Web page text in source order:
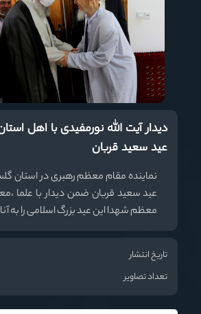
دیدار آیت الله نورمفیدی با اهل
عید سعید قربان
نماینده مقام معظم رهبری در استان
عید سعید قربان ضمن دیدار با علما
معظم شهدا این عید بزرگ اسلامی را به
تاریخ انتشار
تعداد تصاویر